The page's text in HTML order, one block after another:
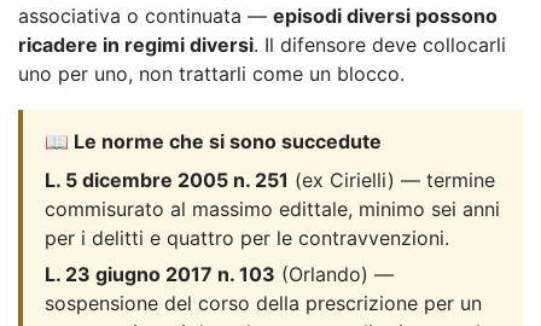
associativa o continuata — episodi diversi possono
ricadere in regimi diversi. Il difensore deve collocarli
uno per uno, non trattarli come un blocco.
📖 Le norme che si sono succedute
L. 5 dicembre 2005 n. 251 (ex Cirielli) — termine
commisurato al massimo edittale, minimo sei anni
per i delitti e quattro per le contravvenzioni.
L. 23 giugno 2017 n. 103 (Orlando) —
sospensione del corso della prescrizione per un